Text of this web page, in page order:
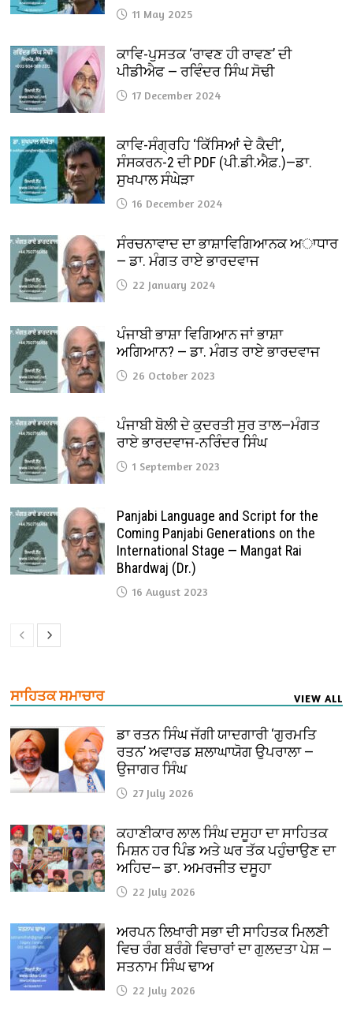
11 May 2025
ਕਾਵਿ-ਪੁਸਤਕ ‘ਰਾਵਣ ਹੀ ਰਾਵਣ’ ਦੀ
ਪੀਡੀਐਫ — ਰਵਿੰਦਰ ਸਿੰਘ ਸੋਢੀ
17 December 2024
ਕਾਵਿ-ਸੰਗ੍ਰਹਿ ‘ਕਿੱਸਿਆਂ ਦੇ ਕੈਦੀ’,
ਸੰਸਕਰਨ-2 ਦੀ PDF (ਪੀ.ਡੀ.ਐਫ਼.)—ਡਾ.
ਸੁਖਪਾਲ ਸੰਘੇੜਾ
16 December 2024
ਸੰਰਚਨਾਵਾਦ ਦਾ ਭਾਸ਼ਾਵਿਗਿਆਨਕ ਅਾਧਾਰ
— ਡਾ. ਮੰਗਤ ਰਾਏ ਭਾਰਦਵਾਜ
22 January 2024
ਪੰਜਾਬੀ ਭਾਸ਼ਾ ਵਿਗਿਆਨ ਜਾਂ ਭਾਸ਼ਾ
ਅਗਿਆਨ? — ਡਾ. ਮੰਗਤ ਰਾਏ ਭਾਰਦਵਾਜ
26 October 2023
ਪੰਜਾਬੀ ਬੋਲੀ ਦੇ ਕੁਦਰਤੀ ਸੁਰ ਤਾਲ—ਮੰਗਤ
ਰਾਏ ਭਾਰਦਵਾਜ-ਨਰਿੰਦਰ ਸਿੰਘ
1 September 2023
Panjabi Language and Script for the
Coming Panjabi Generations on the
International Stage — Mangat Rai
Bhardwaj (Dr.)
16 August 2023
ਸਾਹਿਤਕ ਸਮਾਚਾਰ VIEW ALL
ਡਾ ਰਤਨ ਸਿੰਘ ਜੱਗੀ ਯਾਦਗਾਰੀ ‘ਗੁਰਮਤਿ
ਰਤਨ’ ਅਵਾਰਡ ਸ਼ਲਾਘਾਯੋਗ ਉਪਰਾਲਾ —
ਉਜਾਗਰ ਸਿੰਘ
27 July 2026
ਕਹਾਣੀਕਾਰ ਲਾਲ ਸਿੰਘ ਦਸੂਹਾ ਦਾ ਸਾਹਿਤਕ
ਮਿਸ਼ਨ ਹਰ ਪਿੰਡ ਅਤੇ ਘਰ ਤੱਕ ਪਹੁੰਚਾਉਣ ਦਾ
ਅਹਿਦ— ਡਾ. ਅਮਰਜੀਤ ਦਸੂਹਾ
22 July 2026
ਅਰਪਨ ਲਿਖਾਰੀ ਸਭਾ ਦੀ ਸਾਹਿਤਕ ਮਿਲਣੀ
ਵਿਚ ਰੰਗ ਬਰੰਗੇ ਵਿਚਾਰਾਂ ਦਾ ਗੁਲਦਤਾ ਪੇਸ਼ —
ਸਤਨਾਮ ਸਿੰਘ ਢਾਅ
22 July 2026